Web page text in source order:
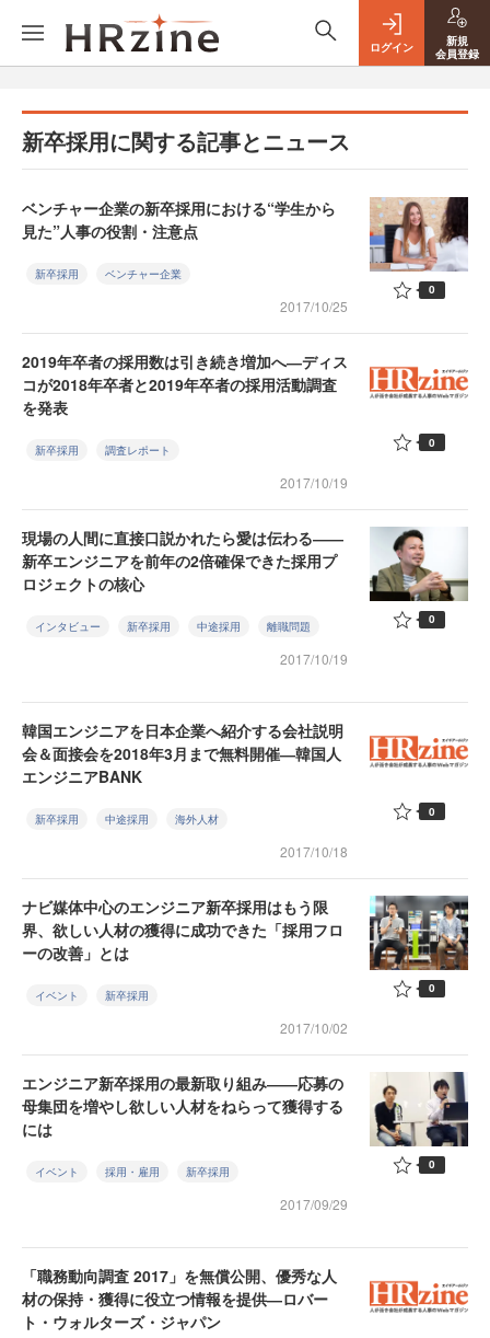
ログイン
新規
会員登録
新卒採用に関する記事とニュース
ベンチャー企業の新卒採用における“学生から
見た”人事の役割・注意点
新卒採用 ベンチャー企業
2017/10/25
0
2019年卒者の採用数は引き続き増加へ―ディス
コが2018年卒者と2019年卒者の採用活動調査
を発表
新卒採用 調査レポート
2017/10/19
0
現場の人間に直接口説かれたら愛は伝わる――
新卒エンジニアを前年の2倍確保できた採用プ
ロジェクトの核心
インタビュー 新卒採用 中途採用 離職問題
2017/10/19
0
韓国エンジニアを日本企業へ紹介する会社説明
会＆面接会を2018年3月まで無料開催―韓国人
エンジニアBANK
新卒採用 中途採用 海外人材
2017/10/18
0
ナビ媒体中心のエンジニア新卒採用はもう限
界、欲しい人材の獲得に成功できた「採用フロ
ーの改善」とは
イベント 新卒採用
2017/10/02
0
エンジニア新卒採用の最新取り組み――応募の
母集団を増やし欲しい人材をねらって獲得する
には
イベント 採用・雇用 新卒採用
2017/09/29
0
「職務動向調査 2017」を無償公開、優秀な人
材の保持・獲得に役立つ情報を提供―ロバー
ト・ウォルターズ・ジャパン